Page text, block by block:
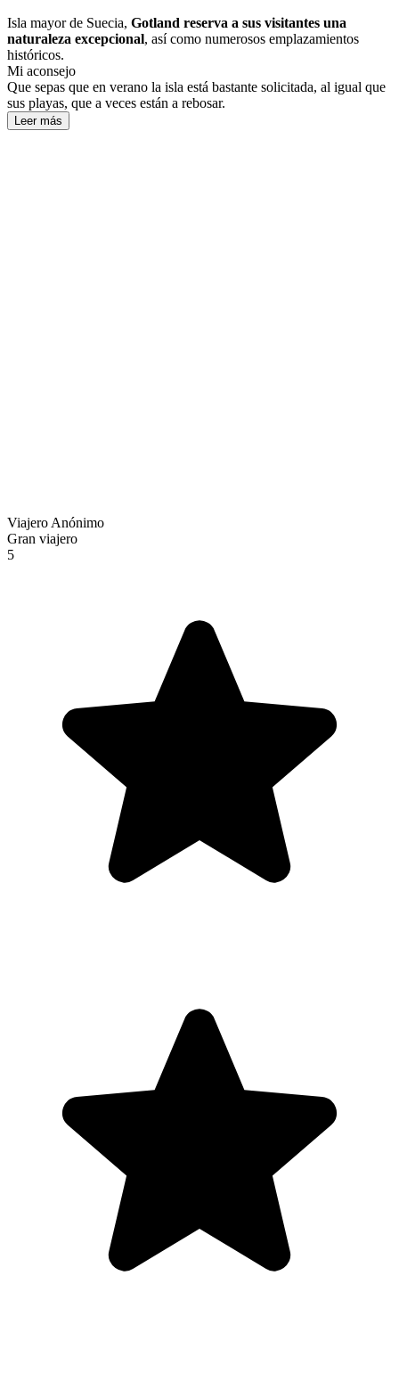
Isla mayor de Suecia, Gotland reserva a sus visitantes una
naturaleza excepcional, así como numerosos emplazamientos
históricos.
Mi aconsejo
Que sepas que en verano la isla está bastante solicitada, al igual que
sus playas, que a veces están a rebosar.
Leer más
Viajero Anónimo
Gran viajero
5